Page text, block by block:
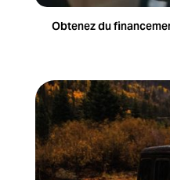
Obtenez du